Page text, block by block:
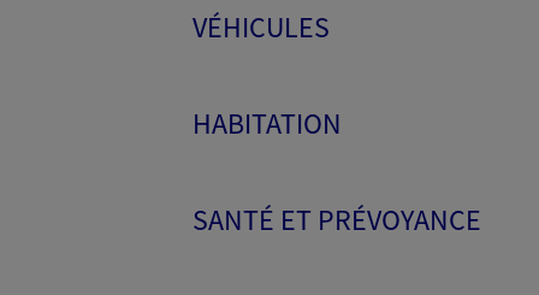
VÉHICULES
HABITATION
SANTÉ ET PRÉVOYANCE